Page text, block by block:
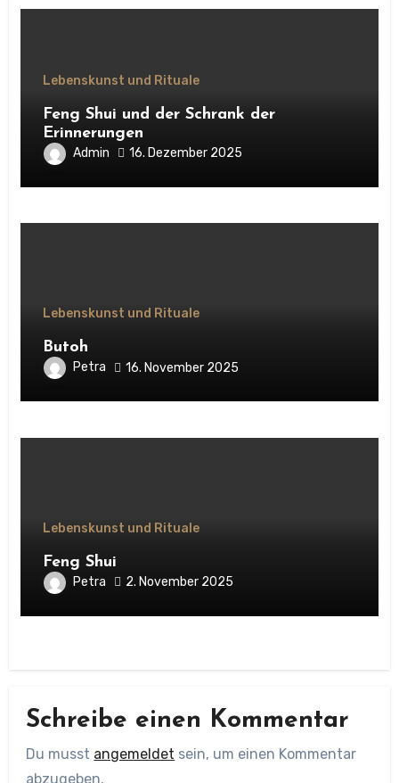
Lebenskunst und Rituale
Feng Shui und der Schrank der
Erinnerungen
Admin 16. Dezember 2025
Lebenskunst und Rituale
Butoh
Petra 16. November 2025
Lebenskunst und Rituale
Feng Shui
Petra 2. November 2025
Schreibe einen Kommentar
Du musst angemeldet sein, um einen Kommentar
abzugeben.